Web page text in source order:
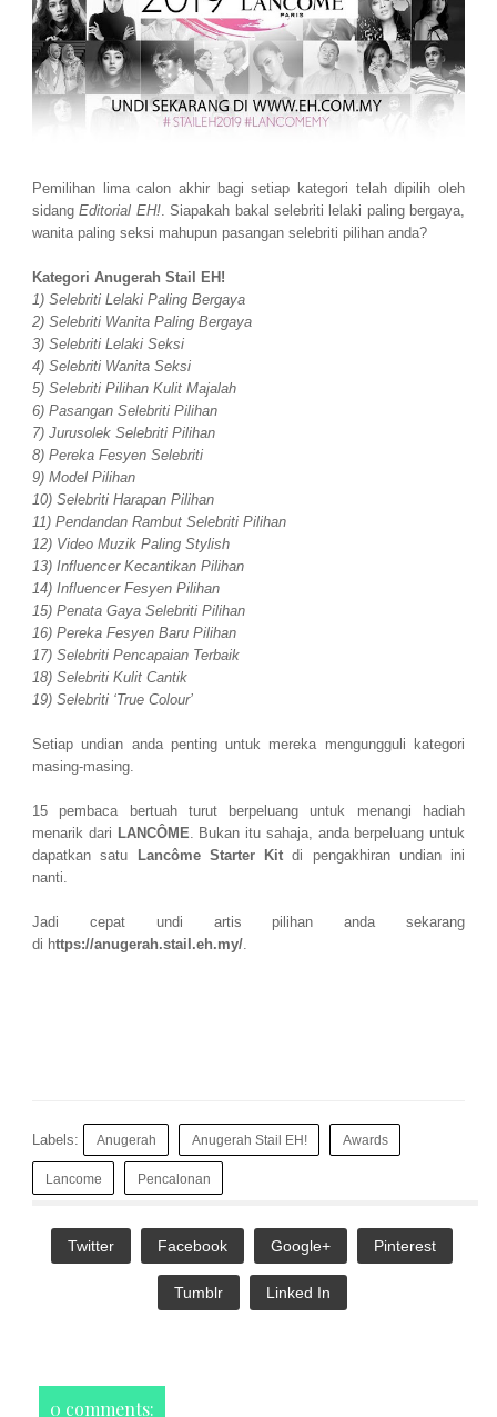
Pemilihan lima calon akhir bagi setiap kategori telah dipilih oleh
sidang Editorial EH!. Siapakah bakal selebriti lelaki paling bergaya,
wanita paling seksi mahupun pasangan selebriti pilihan anda?
Kategori Anugerah Stail EH!
1) Selebriti Lelaki Paling Bergaya
2) Selebriti Wanita Paling Bergaya
3) Selebriti Lelaki Seksi
4) Selebriti Wanita Seksi
5) Selebriti Pilihan Kulit Majalah
6) Pasangan Selebriti Pilihan
7) Jurusolek Selebriti Pilihan
8) Pereka Fesyen Selebriti
9) Model Pilihan
10) Selebriti Harapan Pilihan
11) Pendandan Rambut Selebriti Pilihan
12) Video Muzik Paling Stylish
13) Influencer Kecantikan Pilihan
14) Influencer Fesyen Pilihan
15) Penata Gaya Selebriti Pilihan
16) Pereka Fesyen Baru Pilihan
17) Selebriti Pencapaian Terbaik
18) Selebriti Kulit Cantik
19) Selebriti ‘True Colour’
Setiap undian anda penting untuk mereka mengungguli kategori
masing-masing.
15 pembaca bertuah turut berpeluang untuk menangi hadiah
menarik dari LANCÔME. Bukan itu sahaja, anda berpeluang untuk
dapatkan satu Lancôme Starter Kit di pengakhiran undian ini
nanti.
Jadi cepat undi artis pilihan anda sekarang
di https://anugerah.stail.eh.my/.
Labels: Anugerah Anugerah Stail EH! Awards
Lancome Pencalonan
Twitter Facebook Google+ Pinterest
Tumblr Linked In
0 comments: